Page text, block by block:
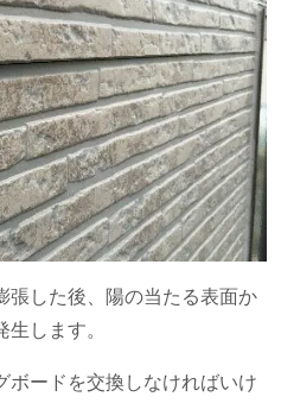
張した後、陽の当たる表面か
します。
ボードを交換しなければいけ